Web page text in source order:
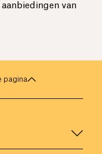
van
pagina